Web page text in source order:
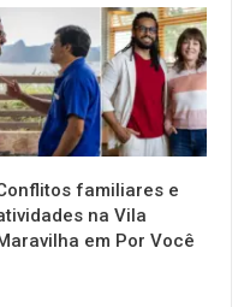
NOTÍCIAS
familiares e
na Vila
em Por Você